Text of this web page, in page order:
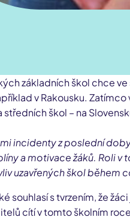
základních škol chce
v Rakousku.
škol – na
incidenty z poslední
a motivace žáků. Roli
uzavřených škol během
souhlasí s tvrzením, že
cítí v tomto školním